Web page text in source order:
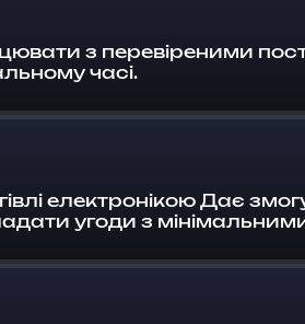
з перевіреними
часі.
електронікою Дає
угоди з